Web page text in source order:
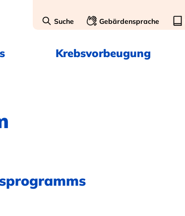
Suche Gebärdensprache
Krebsvorbeugung